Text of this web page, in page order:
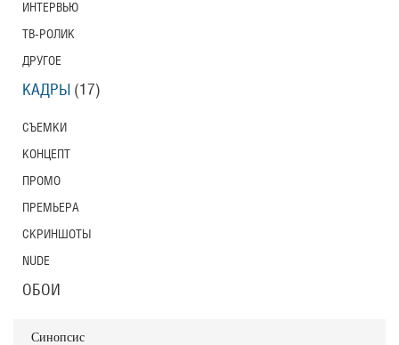
Синопсис
ИНТЕРВЬЮ
ТВ-РОЛИК
ДРУГОЕ
КАДРЫ (17)
СЪЕМКИ
КОНЦЕПТ
ПРОМО
ПРЕМЬЕРА
СКРИНШОТЫ
NUDE
ОБОИ